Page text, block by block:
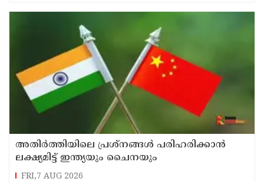
അതിർത്തിയിലെ പ്രശ്നങ്ങൾ പരിഹരിക്കാൻ
ലക്ഷ്യമിട്ട് ഇന്ത്യയും ചൈനയും
FRI,7 AUG 2026